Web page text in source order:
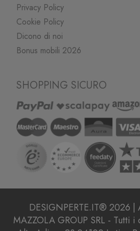
Privacy Policy
Cookie Policy
Dicono di noi
Bonus mobili 2026
SHOPPING SICURO
DESIGNPERTE.IT® 2026 |
MAZZOLA GROUP SRL - Tutti